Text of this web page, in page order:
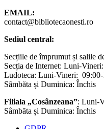
EMAIL:
contact@bibliotecaonesti.ro
Sediul central:
Secțiile de împrumut și salile
Secția de Internet: Luni-
Ludoteca: Luni-Vineri: 09:00-
Sâmbăta și Duminica: Închis
Filiala „Cosânzeana”: Luni-
Sâmbăta și Duminica: Închis